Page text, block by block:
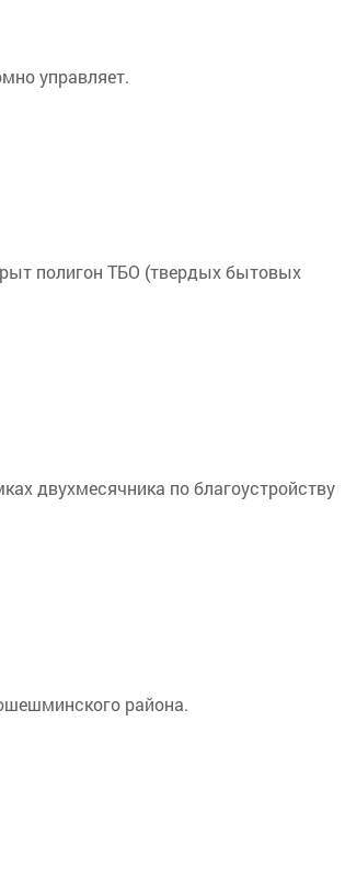
управляет.
полигон ТБО (твердых бытовых
двухмесячника по благоустройству
района.